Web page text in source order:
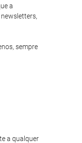
a
sempre
a qualquer